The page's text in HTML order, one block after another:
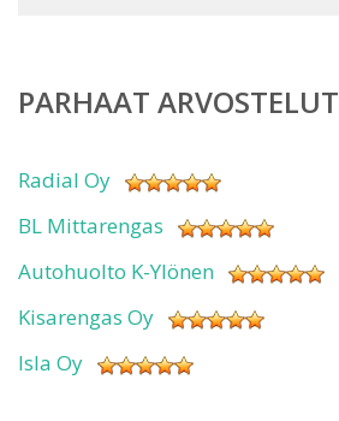
PARHAAT ARVOSTELUT
Radial Oy
BL Mittarengas
Autohuolto K-Ylönen
Kisarengas Oy
Isla Oy